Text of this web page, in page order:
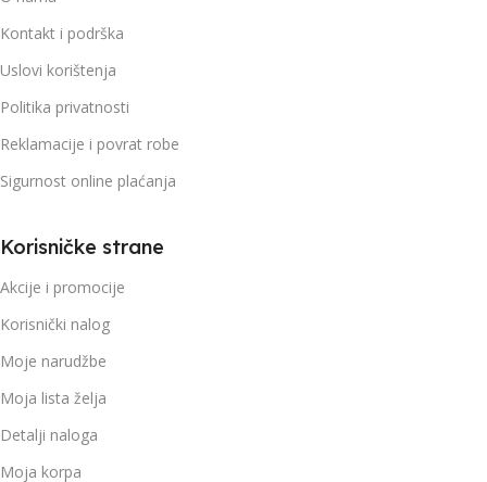
Kontakt i podrška
Uslovi korištenja
Politika privatnosti
Reklamacije i povrat robe
Sigurnost online plaćanja
Korisničke strane
Akcije i promocije
Korisnički nalog
Moje narudžbe
Moja lista želja
Detalji naloga
Moja korpa